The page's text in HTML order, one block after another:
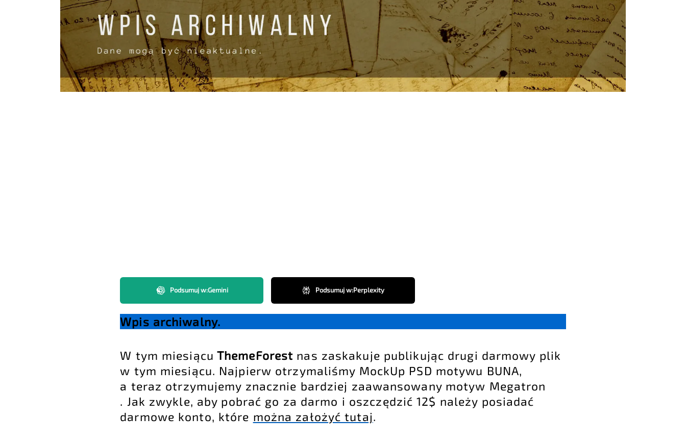
Podsumuj w:Gemini Podsumuj w:Perplexity
Wpis archiwalny.
W tym miesiącu ThemeForest nas zaskakuje publikując drugi darmowy plik
w tym miesiącu. Najpierw otrzymaliśmy MockUp PSD motywu BUNA,
a teraz otrzymujemy znacznie bardziej zaawansowany motyw Megatron
. Jak zwykle, aby pobrać go za darmo i oszczędzić 12$ należy posiadać
darmowe konto, które można założyć tutaj.